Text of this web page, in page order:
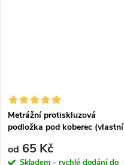
Metrážní protiskluzová
podložka pod koberec (vlastní
od 65 Kč
Skladem - rychlé dodání do